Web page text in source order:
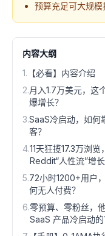
预算充足可大规模
内容大纲
1. 【必看】内容介绍
2.月入1.7万美元，这
爆增长？
3.SaaS冷启动，如
客？
4.11天狂揽17.3万浏
Reddit“人性流”增
5.72小时1200+用户
何无人付费？
6.零预算、零粉丝，
SaaS 产品冷启动的